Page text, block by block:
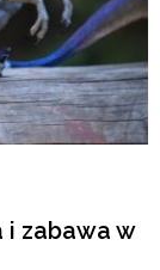
i zabawa w